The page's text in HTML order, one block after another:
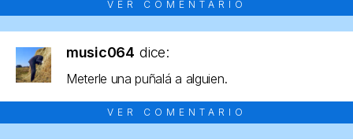
VER COMENTARIO
music064 dice:
Meterle una puñalá a alguien.
VER COMENTARIO